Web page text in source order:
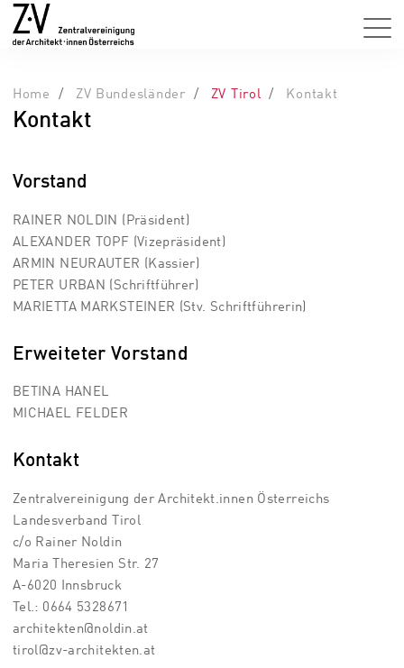
Home ZV Bundesländer ZV Tirol Kontakt
Kontakt
Vorstand
RAINER NOLDIN (Präsident)
ALEXANDER TOPF (Vizepräsident)
ARMIN NEURAUTER (Kassier)
PETER URBAN (Schriftführer)
MARIETTA MARKSTEINER (Stv. Schriftführerin)
Erweiteter Vorstand
BETINA HANEL
MICHAEL FELDER
Kontakt
Zentralvereinigung der Architekt.innen Österreichs
Landesverband Tirol
c/o Rainer Noldin
Maria Theresien Str. 27
A-6020 Innsbruck
Tel.: 0664 5328671
architekten@noldin.at
tirol@zv-architekten.at